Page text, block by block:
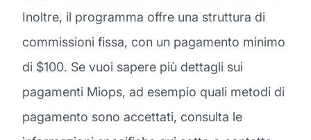
Inoltre, il programma offre una struttura di
commissioni fissa, con un pagamento minimo
di $100. Se vuoi sapere più dettagli sui
pagamenti Miops, ad esempio quali metodi di
pagamento sono accettati, consulta le